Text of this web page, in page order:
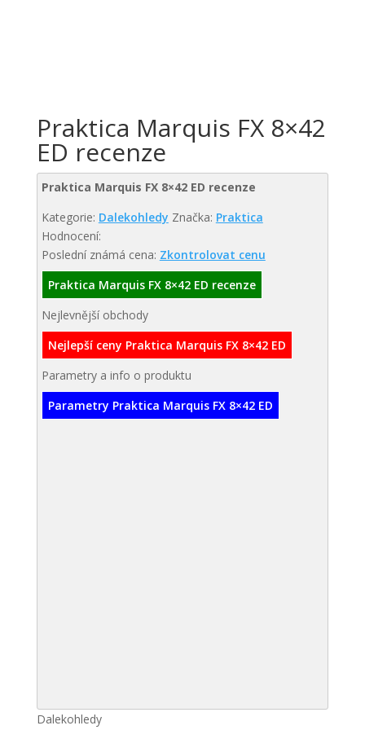
Praktica Marquis FX 8×42
ED recenze
Praktica Marquis FX 8×42 ED recenze
Kategorie: Dalekohledy Značka: Praktica
Hodnocení:
Poslední známá cena: Zkontrolovat cenu
Praktica Marquis FX 8×42 ED recenze
Nejlevnější obchody
Nejlepší ceny Praktica Marquis FX 8×42 ED
Parametry a info o produktu
Parametry Praktica Marquis FX 8×42 ED
Dalekohledy